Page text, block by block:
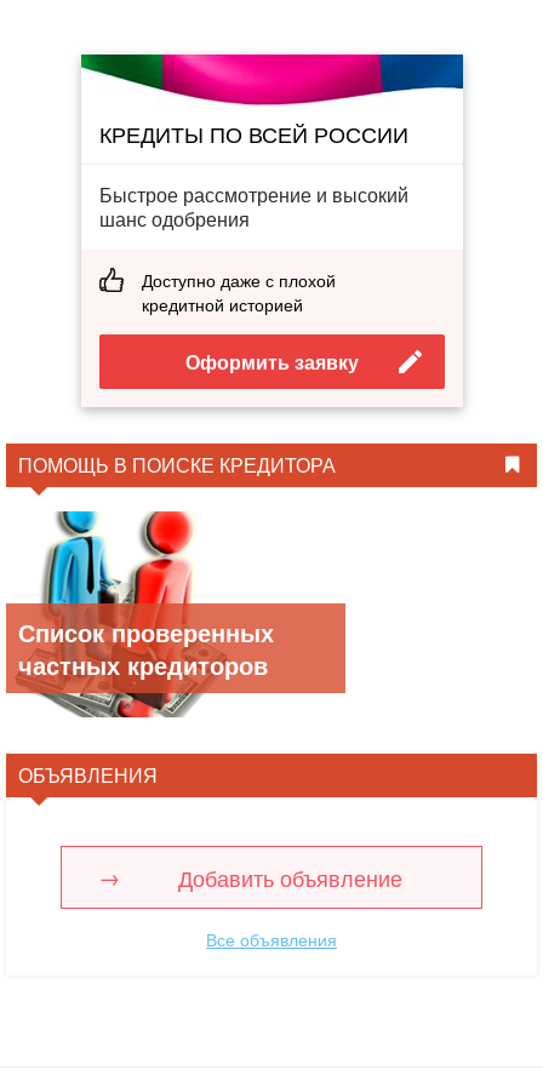
КРЕДИТЫ ПО ВСЕЙ РОССИИ
Быстрое рассмотрение и высокий
шанс одобрения
Доступно даже с плохой
кредитной историей
Оформить заявку
ПОМОЩЬ В ПОИСКЕ КРЕДИТОРА
Список проверенных
частных кредиторов
ОБЪЯВЛЕНИЯ
Добавить объявление
Все объявления